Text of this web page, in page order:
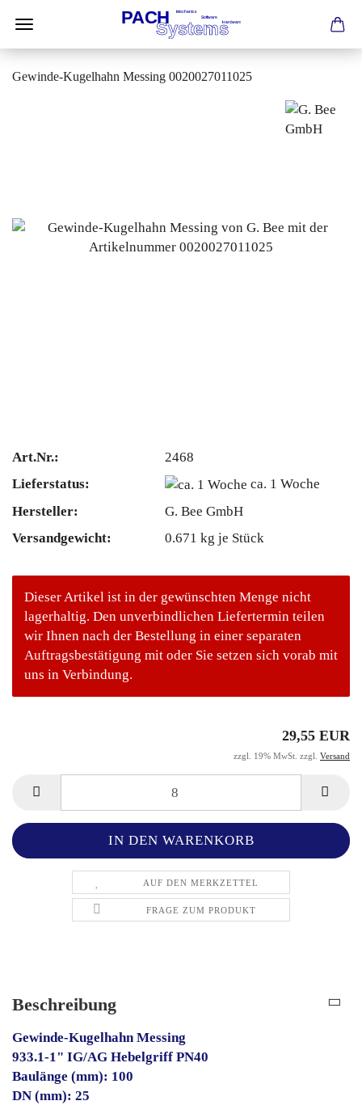
Gewinde-Kugelhahn Messing 0020027011025
Art.Nr.:
2468
Lieferstatus:
ca. 1 Woche
Hersteller:
G. Bee GmbH
Versandgewicht:
0.671 kg je Stück
Dieser Artikel ist in der gewünschten Menge nicht
lagerhaltig. Den unverbindlichen Liefertermin teilen
wir Ihnen nach der Bestellung in einer separaten
Auftragsbestätigung mit oder Sie setzen sich vorab mit
uns in Verbindung.
29,55 EUR
zzgl. 19% MwSt. zzgl. Versand
AUF DEN MERKZETTEL
FRAGE ZUM PRODUKT
Beschreibung
Gewinde-Kugelhahn Messing
933.1-1" IG/AG Hebelgriff PN40
Baulänge (mm): 100
DN (mm): 25